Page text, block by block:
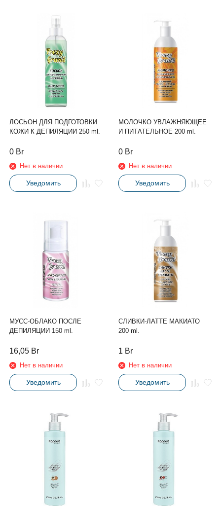
ЛОСЬОН ДЛЯ ПОДГОТОВКИ
КОЖИ К ДЕПИЛЯЦИИ 250 ml.
0 Br
Нет в наличии
Уведомить
МОЛОЧКО УВЛАЖНЯЮЩЕЕ
И ПИТАТЕЛЬНОЕ 200 ml.
0 Br
Нет в наличии
Уведомить
МУСС-ОБЛАКО ПОСЛЕ
ДЕПИЛЯЦИИ 150 ml.
16,05 Br
Нет в наличии
Уведомить
СЛИВКИ-ЛАТТЕ МАКИАТО
200 ml.
1 Br
Нет в наличии
Уведомить